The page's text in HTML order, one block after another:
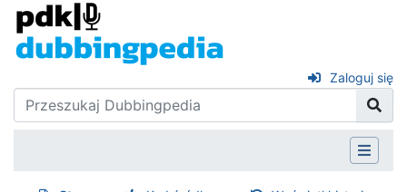
Zaloguj się